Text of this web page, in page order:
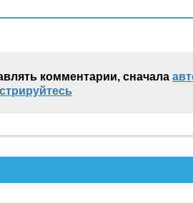
комментарии, сначала